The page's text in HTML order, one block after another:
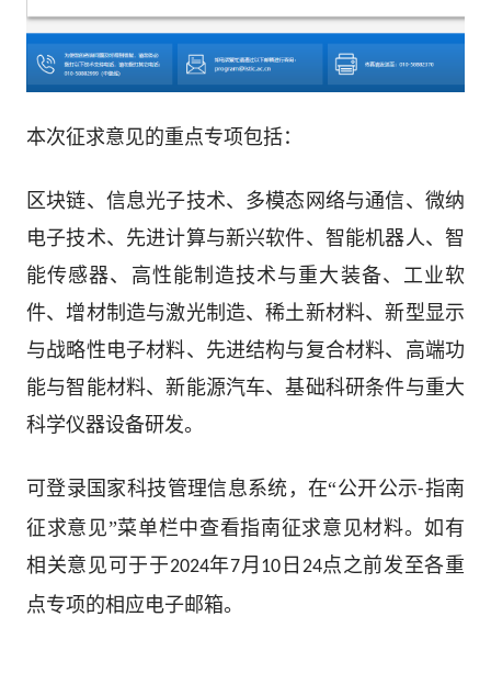
本次征求意见的重点专项包括：
区块链、信息光子技术、多模态网络与通信、微纳
电子技术、先进计算与新兴软件、智能机器人、智
能传感器、高性能制造技术与重大装备、工业软
件、增材制造与激光制造、稀土新材料、新型显示
与战略性电子材料、先进结构与复合材料、高端功
能与智能材料、新能源汽车、基础科研条件与重大
科学仪器设备研发。
可登录国家科技管理信息系统 ，在“公开公示-指南
征求意见”菜单栏中查看指南征求意见材料。如有
相关意见 可于于2024年7月 10 日 24点之前发至各重
点专项的相应电子邮箱。